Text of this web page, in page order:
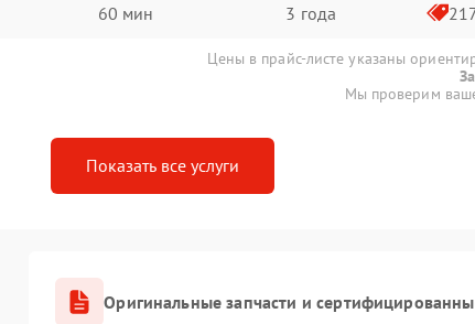
60 мин 3 года
Цены в прайс-листе указаны
Мы проверим
Показать все услуги
Оригинальные запчасти и